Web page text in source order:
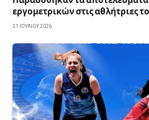
εργομετρικών στις αθλήτριες
21 ΙΟΥΛΊΟΥ 2026